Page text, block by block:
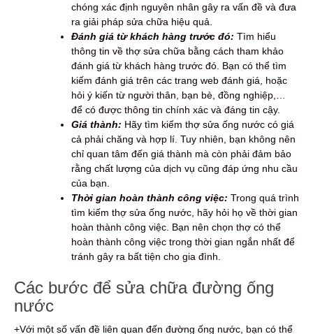
chóng xác định nguyên nhân gây ra vấn đề và đưa
ra giải pháp sửa chữa hiệu quả.
Đánh giá từ khách hàng trước đó: Tìm hiểu
thông tin về thợ sửa chữa bằng cách tham khảo
đánh giá từ khách hàng trước đó. Bạn có thể tìm
kiếm đánh giá trên các trang web đánh giá, hoặc
hỏi ý kiến từ người thân, bạn bè, đồng nghiệp,…
để có được thông tin chính xác và đáng tin cậy.
Giá thành: Hãy tìm kiếm thợ sửa ống nước có giá
cả phải chăng và hợp lí. Tuy nhiên, bạn không nên
chỉ quan tâm đến giá thành mà còn phải đảm bảo
rằng chất lượng của dịch vụ cũng đáp ứng nhu cầu
của bạn.
Thời gian hoàn thành công việc: Trong quá trình
tìm kiếm thợ sửa ống nước, hãy hỏi họ về thời gian
hoàn thành công việc. Bạn nên chọn thợ có thể
hoàn thành công việc trong thời gian ngắn nhất để
tránh gây ra bất tiện cho gia đình.
Các bước để sửa chữa đường ống
nước
+Với một số vấn đề liên quan đến đường ống nước, bạn có thể